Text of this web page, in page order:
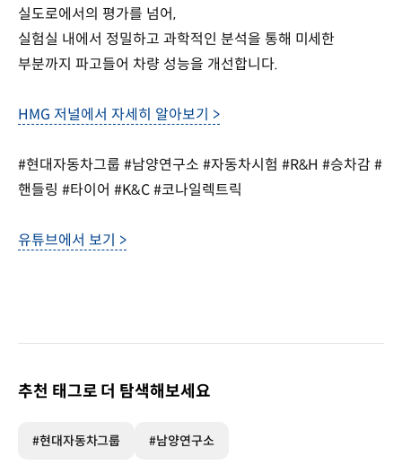
실도로에서의 평가를 넘어,
실험실 내에서 정밀하고 과학적인 분석을 통해 미세한
부분까지 파고들어 차량 성능을 개선합니다.
HMG 저널에서 자세히 알아보기 >
#현대자동차그룹 #남양연구소 #자동차시험 #R&H #승차감 #
핸들링 #타이어 #K&C #코나일렉트릭
유튜브에서 보기 >
추천 태그로 더 탐색해보세요
#현대자동차그룹 #남양연구소